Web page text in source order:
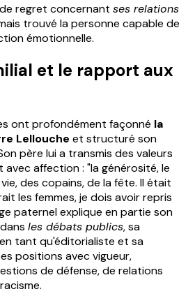
regret concernant ses relations
trouvé la personne capable de
émotionnelle.
et le rapport aux
ont profondément façonné la
Lellouche et structuré son
père lui a transmis des valeurs
avec affection : "la générosité, le
des copains, de la fête. Il était
les femmes, je dois avoir repris
paternel explique en partie son
les débats publics, sa
tant qu'éditorialiste et sa
positions avec vigueur,
de défense, de relations